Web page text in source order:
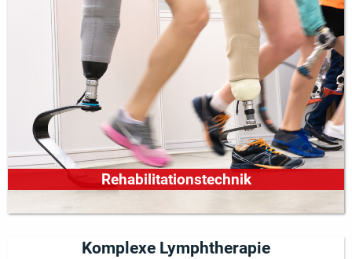
Rehabilitationstechnik
Komplexe Lymphtherapie